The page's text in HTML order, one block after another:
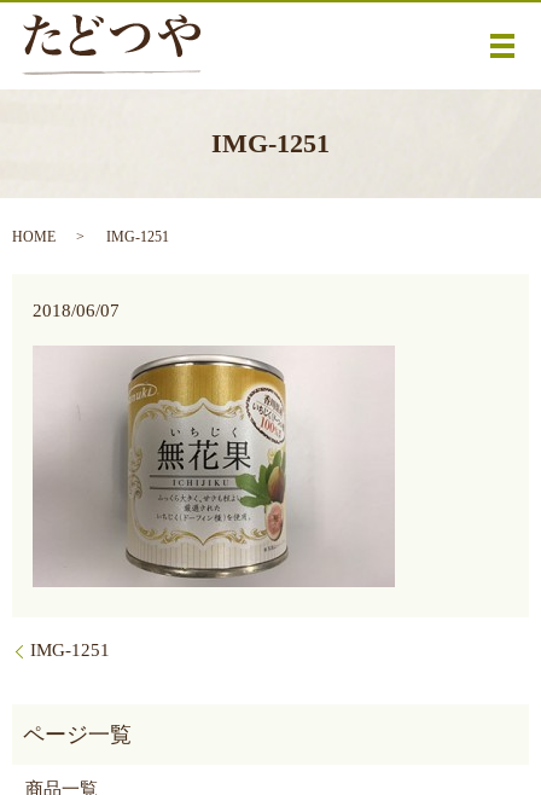
メ
IMG-1251
HOME IMG-1251
2018/06/07
IMG-1251
商品一覧